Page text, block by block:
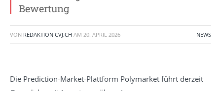
Bewertung
VON REDAKTION CVJ.CH AM 20. APRIL 2026 NEWS
Die Prediction-Market-Plattform Polymarket führt derzeit